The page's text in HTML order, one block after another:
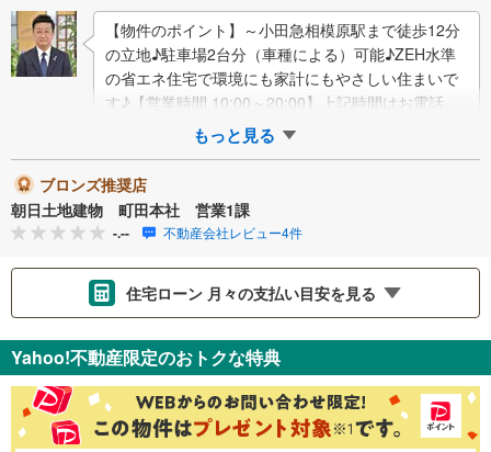
【物件のポイント】～小田急相模原駅まで徒歩12分
の立地♪駐車場2台分（車種による）可能♪ZEH水準
の省エネ住宅で環境にも家計にもやさしい住まいで
す♪【営業時間 10:00～20:00】上記時間はお電話が
繋がりやすくなっております。…
もっと見る
ブロンズ推奨店
朝日土地建物 町田本社 営業1課
-.-- 不動産会社レビュー4件
住宅ローン 月々の支払い目安を見る
金利 ％
Yahoo!不動産限定のおトクな特典